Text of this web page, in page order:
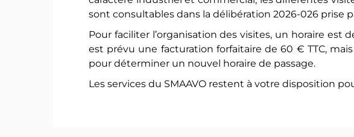
sont consultables dans la délibération 2026-026 prise
Pour faciliter l’organisation des visites, un horaire est
est prévu une facturation forfaitaire de 60 € TTC,
pour déterminer un nouvel horaire de passage.
Les services du SMAAVO restent à votre disposition